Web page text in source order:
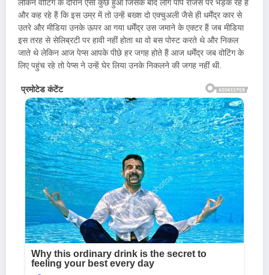
लेकिन वोटिंग के दौरान ऐसा कुछ हुआ जिसके बाद लोग पाप राजस पर भड़क रहे हैं
और कह रहे हैं कि इस उम्र में तो उन्हें बख्श दो एक्चुअली जैसे ही धर्मेंद्र कार से
उतरे और मीडिया उनके ऊपर आ गया धर्मेंद्र उस जमाने के एक्टर हैं जब मीडिया
इस तरह से सेलिब्रटी पर हावी नहीं होता था वो बस पोस्ट करते थे और निकल
जाते थे लेकिन आज पेप्स आपके पीछे हर जगह होते हैं आज धर्मेंद्र जब वोटिंग के
लिए पहुंच रहे तो पेप्स ने उन्हें घेर लिया उनके निकलने की जगह नहीं थी.